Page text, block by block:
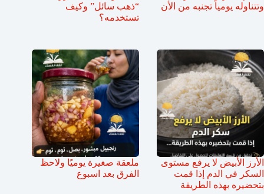
وتتناوله يومياً تجنبه من الأن
“ذهب سائل” وكيف
تستخدمه؟
الأرز الأبيض لا يرفع مستوى
السكر في الدم إذا قمت
بتحضيره بهذه الطريقة
ملعقة صغيرة يوميًا ولاحظ
الفرق بعد اسبوع